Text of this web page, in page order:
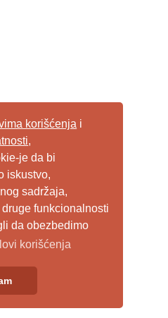
korišćenja i
,
je da bi
iskustvo,
sadržaja,
funkcionalnosti
da obezbedimo
korišćenja